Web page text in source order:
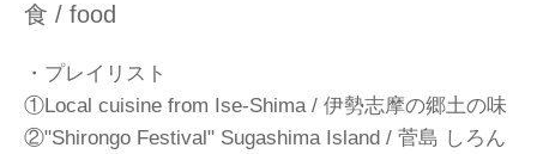
食 / food
・プレイリスト
①Local cuisine from Ise-Shima / 伊勢志摩の郷土の味
②"Shirongo Festival" Sugashima Island / 菅島 しろん